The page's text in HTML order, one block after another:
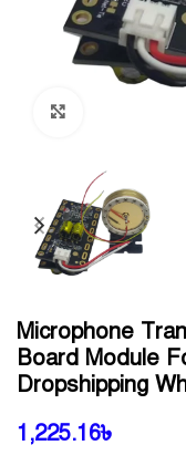
Microphone
Board Module
Dropshipping
1,225.16৳